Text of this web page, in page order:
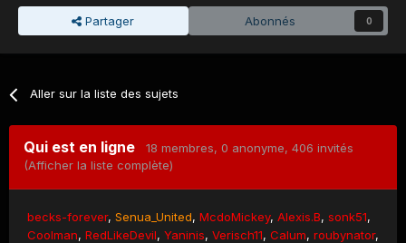
Partager Abonnés 0
Aller sur la liste des sujets
Qui est en ligne 18 membres, 0 anonyme, 406 invités
(Afficher la liste complète)
becks-forever Senua_United McdoMickey Alexis.B sonk51
Coolman RedLikeDevil Yaninis Verisch11 Calum roubynator